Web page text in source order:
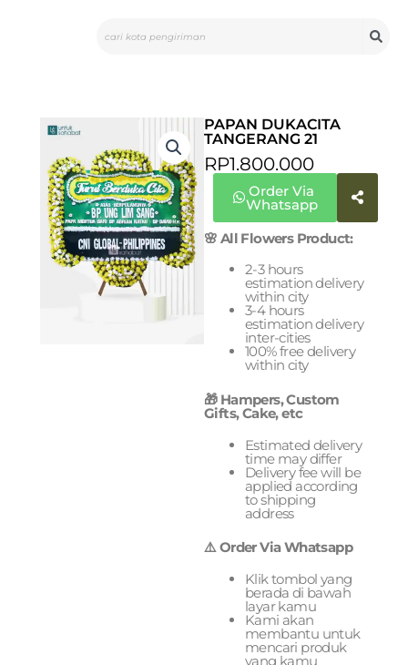
PAPAN DUKACITA
TANGERANG 21
RP1.800.000
Order Via
Whatsapp
🌸 All Flowers Product:
2-3 hours
estimation delivery
within city
3-4 hours
estimation delivery
inter-cities
100% free delivery
within city
🎁 Hampers, Custom
Gifts, Cake, etc
Estimated delivery
time may differ
Delivery fee will be
applied according
to shipping
address
⚠️ Order Via Whatsapp
Klik tombol yang
berada di bawah
layar kamu
Kami akan
membantu untuk
mencari produk
yang kamu